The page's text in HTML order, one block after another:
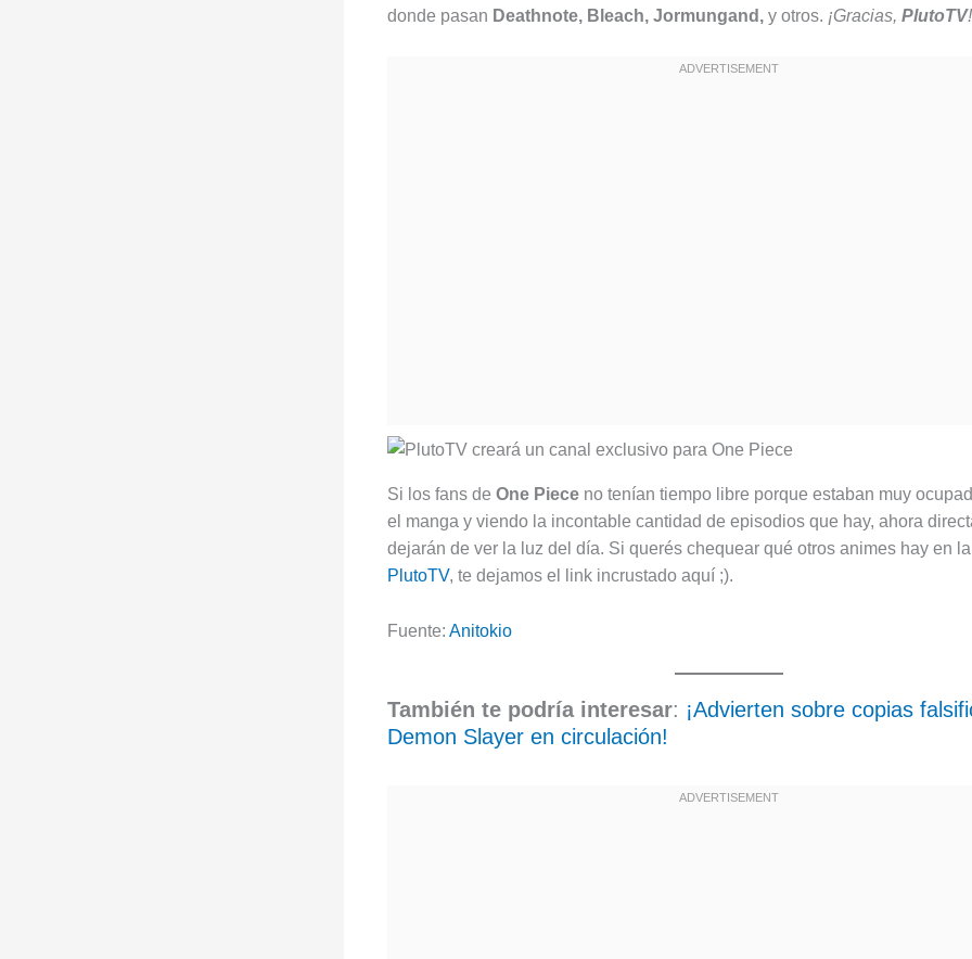
donde pasan Deathnote, Bleach, Jormungand, y otros. ¡Gracias, PlutoTV!
Si los fans de One Piece no tenían tiempo libre porque estaban muy
el manga y viendo la incontable cantidad de episodios que hay, ahora
dejarán de ver la luz del día. Si querés chequear qué otros animes hay en
PlutoTV, te dejamos el link incrustado aquí ;).
Fuente: Anitokio
También te podría interesar: ¡Advierten sobre copias
Demon Slayer en circulación!